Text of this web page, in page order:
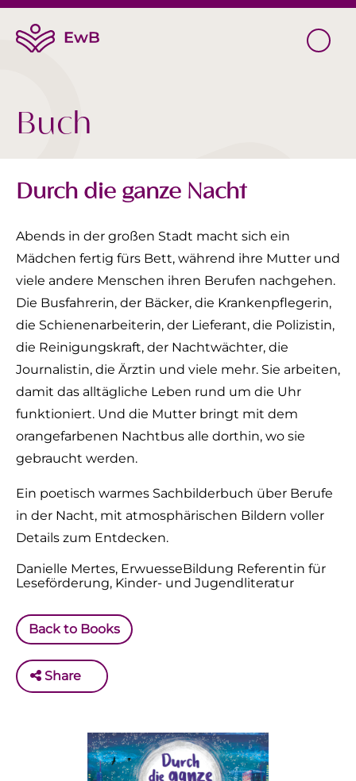
Buch
Durch die ganze Nacht
Abends in der großen Stadt macht sich ein
Mädchen fertig fürs Bett, während ihre Mutter und
viele andere Menschen ihren Berufen nachgehen.
Die Busfahrerin, der Bäcker, die Krankenpflegerin,
die Schienenarbeiterin, der Lieferant, die Polizistin,
die Reinigungskraft, der Nachtwächter, die
Journalistin, die Ärztin und viele mehr. Sie arbeiten,
damit das alltägliche Leben rund um die Uhr
funktioniert. Und die Mutter bringt mit dem
orangefarbenen Nachtbus alle dorthin, wo sie
gebraucht werden.
Ein poetisch warmes Sachbilderbuch über Berufe
in der Nacht, mit atmosphärischen Bildern voller
Details zum Entdecken.
Danielle Mertes, ErwuesseBildung Referentin für
Leseförderung, Kinder- und Jugendliteratur
Back to Books
Share